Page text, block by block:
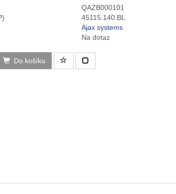
QAZB000101
45115.140.BL
Ajax systems
Na dotaz
Do košíku